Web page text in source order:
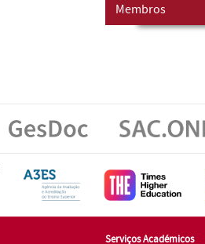
Membros
Serviços Académicos